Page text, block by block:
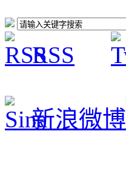
RSS
新浪微博